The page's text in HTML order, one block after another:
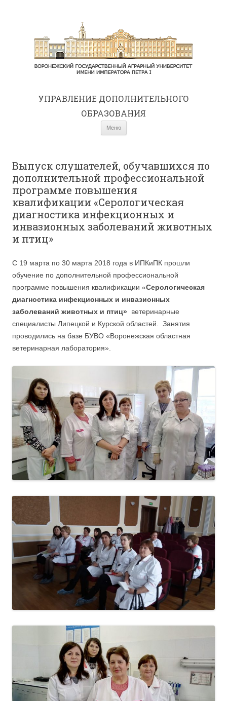
УПРАВЛЕНИЕ ДОПОЛНИТЕЛЬНОГО
ОБРАЗОВАНИЯ
Меню
Выпуск слушателей, обучавшихся по
дополнительной профессиональной
программе повышения
квалификации «Серологическая
диагностика инфекционных и
инвазионных заболеваний животных
и птиц»
С 19 марта по 30 марта 2018 года в ИПКиПК прошли
обучение по дополнительной профессиональной
программе повышения квалификации «Серологическая
диагностика инфекционных и инвазионных
заболеваний животных и птиц» ветеринарные
специалисты Липецкой и Курской областей. Занятия
проводились на базе БУВО «Воронежская областная
ветеринарная лаборатория».